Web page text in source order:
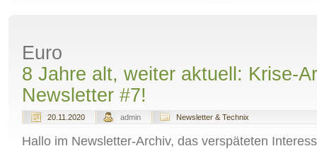
Euro
8 Jahre alt, weiter aktuell: Krise-
Newsletter #7!
20.11.2020 admin Newsletter & Technix
Hallo im Newsletter-Archiv, das verspäteten